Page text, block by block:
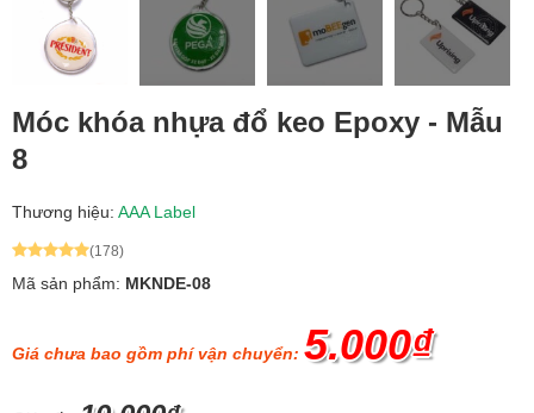
Móc khóa nhựa đổ keo Epoxy - Mẫu
8
Thương hiệu: AAA Label
(178)
Mã sản phẩm: MKNDE-08
Giá chưa bao gồm phí vận chuyển: 5.000₫